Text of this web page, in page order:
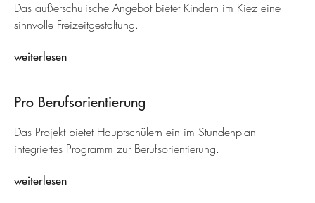
Das außerschulische Angebot bietet Kindern im Kiez eine
sinnvolle Freizeitgestaltung.
weiterlesen
Pro Berufsorientierung
Das Projekt bietet Hauptschülern ein im Stundenplan
integriertes Programm zur Berufsorientierung.
weiterlesen